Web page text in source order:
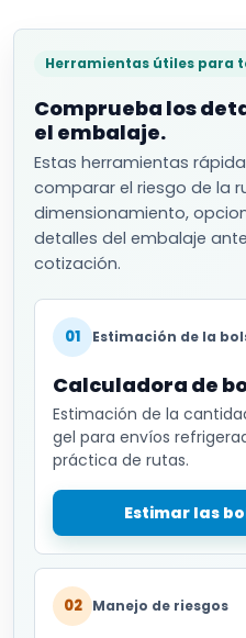
Herramientas útiles para
Comprueba los
el embalaje.
Estas herramientas
comparar el riesgo de la
dimensionamiento,
detalles del embalaje
cotización.
01 Estimación de la
Calculadora de
Estimación de la
gel para envíos
práctica de rutas.
Estimar las
02 Manejo de riesgos